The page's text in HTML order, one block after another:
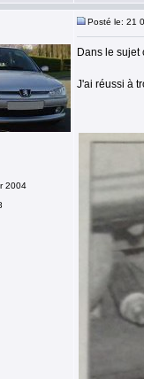
2004
Posté le: 21
Dans le sujet
J'ai réussi à